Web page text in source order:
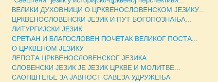
ВЕЛИКИ ДУХОВНИЦИ О ЦРКВЕНОСЛОВЕНСКОМ ЈЕЗИКУ...
ЦРКВЕНОСЛОВЕНСКИ ЈЕЗИК И ПУТ БОГОПОЗНАЊА...
ЛИТУРГИЈСКИ ЈЕЗИК
СРЕЋАН И БЛАГОСЛОВЕН ПОЧЕТАК ВЕЛИКОГ ПОСТА...
О ЦРКВЕНОМ ЈЕЗИКУ
ЛЕПОТА ЦРКВЕНОСЛОВЕНСКОГ ЈЕЗИКА
СЛОВЕНСКИ ЈЕЗИК ЈЕ ЈЕЗИК ЦРКВЕ И МОЛИТВЕ...
САОПШТЕЊЕ ЗА ЈАВНОСТ САВЕЗА УДРУЖЕЊА